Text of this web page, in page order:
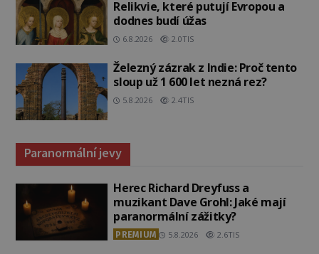
Relikvie, které putují Evropou a
dodnes budí úžas
6.8.2026 2.0TIS
Železný zázrak z Indie: Proč tento
sloup už 1 600 let nezná rez?
5.8.2026 2.4TIS
Paranormální jevy
Herec Richard Dreyfuss a
muzikant Dave Grohl: Jaké mají
paranormální zážitky?
PREMIUM 5.8.2026 2.6TIS